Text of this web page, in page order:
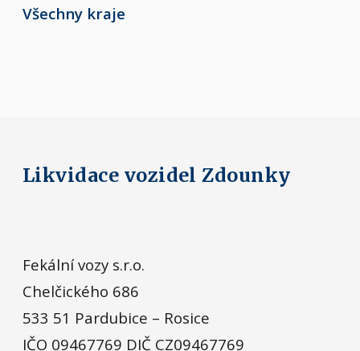
Všechny kraje
Likvidace vozidel Zdounky
Fekální vozy s.r.o.
Chelčického 686
533 51 Pardubice – Rosice
IČO 09467769 DIČ CZ09467769